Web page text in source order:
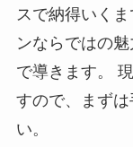
スで納得いく
ンならではの
で導きます。
すので、まず
い。